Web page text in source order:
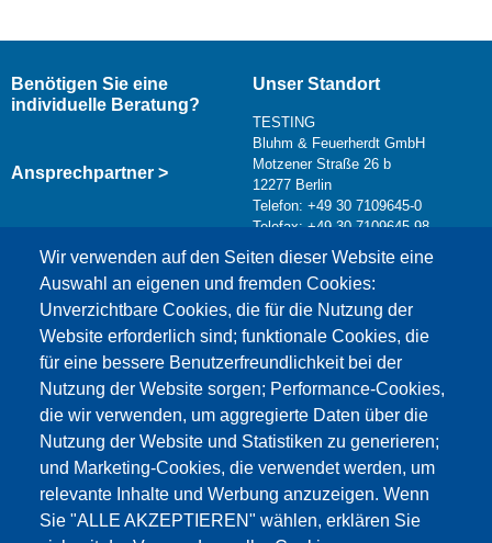
Wir verwenden auf den Seiten dieser Website eine
Auswahl an eigenen und fremden Cookies:
Unverzichtbare Cookies, die für die Nutzung der
Website erforderlich sind; funktionale Cookies, die
für eine bessere Benutzerfreundlichkeit bei der
Nutzung der Website sorgen; Performance-Cookies,
die wir verwenden, um aggregierte Daten über die
Nutzung der Website und Statistiken zu generieren;
und Marketing-Cookies, die verwendet werden, um
relevante Inhalte und Werbung anzuzeigen. Wenn
Sie "ALLE AKZEPTIEREN" wählen, erklären Sie
Benötigen Sie eine
individuelle Beratung?
Ansprechpartner >
Unser Standort
TESTING
Bluhm & Feuerherdt GmbH
Motzener Straße 26 b
12277 Berlin
Telefon: +49 30 7109645-0
Telefax: +49 30 7109645-98
info@testing.de
Dieser Inhalt ist blockiert, da die Google Maps
Cookies nicht akzeptiert wurden.
NUR DIE GOOGLE MAPS COOKIES
AKZEPTIEREN.